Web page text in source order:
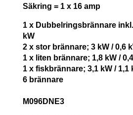
Säkring = 1 x 16 amp
1 x Dubbelringsbrännare
kW
2 x stor brännare; 3 kW / 0,6
1 x liten brännare; 1,8 kW /
1 x fiskbrännare; 3,1 kW / 1,1
6 brännare
M096DNE3